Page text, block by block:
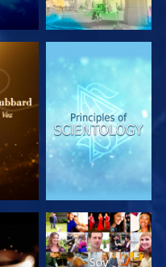
EXPLORA LAS
SERIES
LAS
VE